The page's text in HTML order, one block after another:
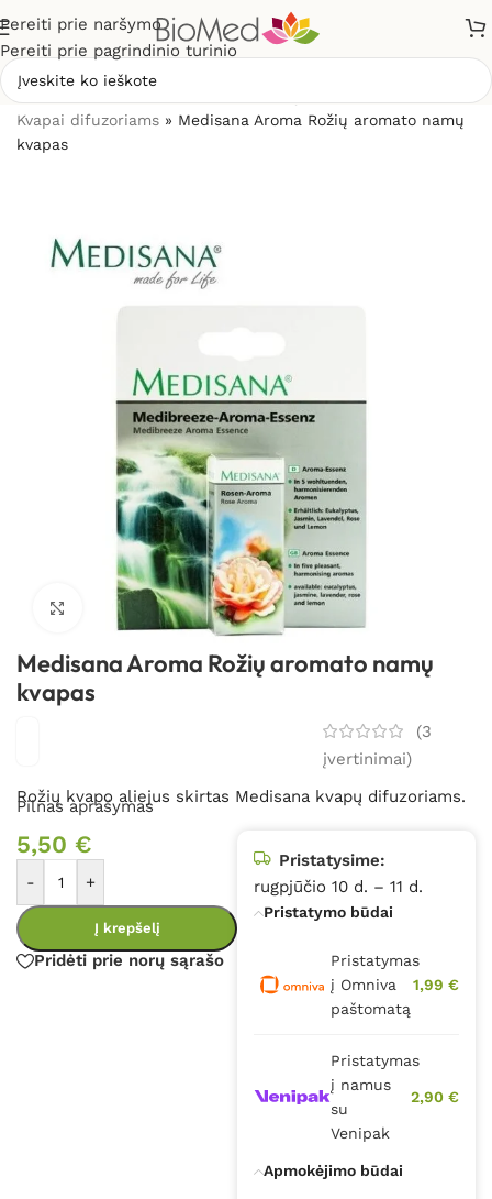
Pereiti prie naršymo
Pereiti prie pagrindinio turinio
Kvapai difuzoriams » Medisana Aroma Rožių aromato namų
kvapas
Spustelėkite, kad padidintumėte
Medisana Aroma Rožių aromato namų
kvapas
(3
įvertinimai)
Rožių kvapo aliejus skirtas Medisana kvapų difuzoriams.
Pilnas aprašymas
5,50 €
- +
Į krepšelį
Pridėti prie norų sąrašo
Pristatysime:
rugpjūčio 10 d. – 11 d.
Pristatymo būdai
Pristatymas
į Omniva
paštomatą
1,99 €
Pristatymas
į namus
su
Venipak
2,90 €
Apmokėjimo būdai